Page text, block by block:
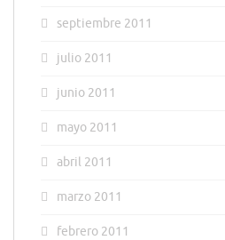
septiembre 2011
julio 2011
junio 2011
mayo 2011
abril 2011
marzo 2011
febrero 2011